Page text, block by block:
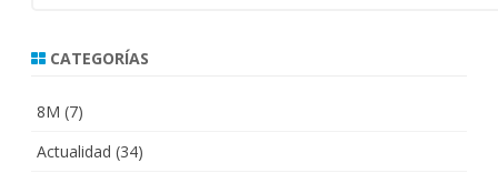
CATEGORÍAS
8M (7)
Actualidad (34)